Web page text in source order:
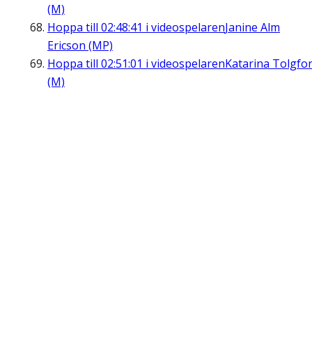
(M)
Hoppa till 02:48:41 i videospelarenJanine Alm
Ericson (MP)
Hoppa till 02:51:01 i videospelarenKatarina
(M)